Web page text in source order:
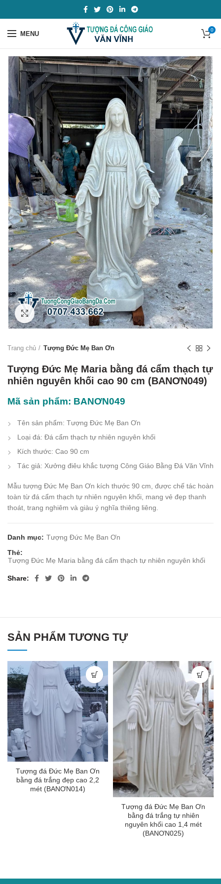
MENU 0
Click to enlarge
Trang chủ Tượng Đức Mẹ Ban Ơn
Tượng Đức Mẹ Maria bằng đá cẩm thạch tự
nhiên nguyên khối cao 90 cm (BANƠN049)
Mã sản phẩm: BANƠN049
Tên sản phẩm: Tượng Đức Mẹ Ban Ơn
Loại đá: Đá cẩm thạch tự nhiên nguyên khối
Kích thước: Cao 90 cm
Tác giả: Xưởng điêu khắc tượng Công Giáo Bằng Đá Văn Vĩnh
Mẫu tượng Đức Mẹ Ban Ơn kích thước 90 cm, được chế tác hoàn
toàn từ đá cẩm thạch tự nhiên nguyên khối, mang vẻ đẹp thanh
thoát, trang nghiêm và giàu ý nghĩa thiêng liêng.
Danh mục: Tượng Đức Mẹ Ban Ơn
Thẻ:
Tượng Đức Mẹ Maria bằng đá cẩm thạch tự nhiên nguyên khối
Share
SẢN PHẨM TƯƠNG TỰ
Tượng đá Đức Mẹ Ban Ơn
bằng đá trắng đẹp cao 2,2
mét (BANƠN014)
Tượng đá Đức Mẹ Ban Ơn
bằng đá trắng tự nhiên
nguyên khối cao 1,4 mét
(BANƠN025)